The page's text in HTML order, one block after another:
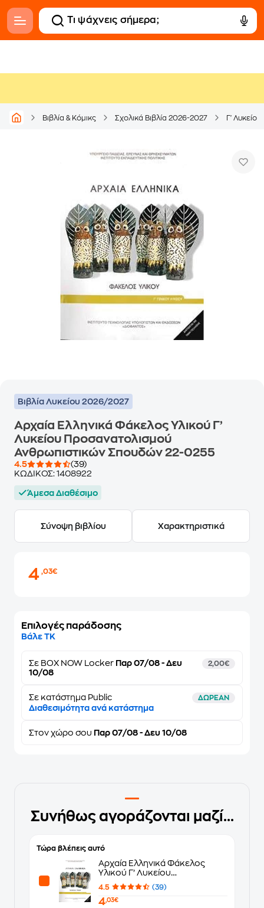
Βιβλία & Κόμικς Σχολικά Βιβλία 2026-2027 Γ' Λυκείου
Βιβλία Λυκείου 2026/2027
Αρχαία Ελληνικά Φάκελος Υλικού Γ’
Λυκείου Προσανατολισμού
Ανθρωπιστικών Σπουδών 22-0255
4.5
(39)
ΚΩΔΙΚΟΣ: 1408922
Άμεσα Διαθέσιμο
Σύνοψη βιβλίου Χαρακτηριστικά
4,03€
Επιλογές παράδοσης
Βάλε ΤΚ
Σε BOX NOW Locker Παρ 07/08 - Δευ
10/08
2,00€
Σε κατάστημα Public ΔΩΡΕΑΝ
Διαθεσιμότητα ανά κατάστημα
Στον χώρο σου Παρ 07/08 - Δευ 10/08
Συνήθως αγοράζονται μαζί...
Τώρα βλέπεις αυτό
Αρχαία Ελληνικά Φάκελος
Υλικού Γ’ Λυκείου
Προσανατολισμού
Ανθρωπιστικών Σπουδών 22-
0255
4.5 (39)
4,03€